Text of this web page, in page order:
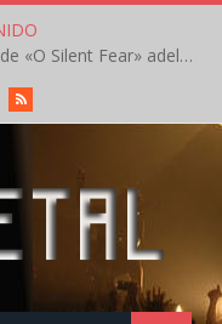
Lacrimas Profundere presenta vídeo de «O Silent Fear» adelanto de su próximo disco
RSS